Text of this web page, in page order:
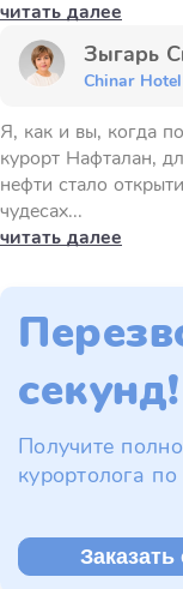
читать далее
Зыгарь
Chinar
Я, как и вы, когда
курорт Нафталан,
нефти стало
чудесах...
читать далее
секунд!
Получите
курортолога